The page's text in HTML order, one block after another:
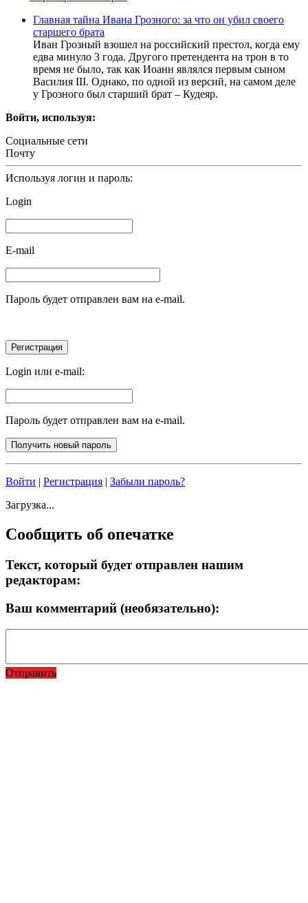
Главная тайна Ивана Грозного: за что он убил своего
старшего брата
Иван Грозный взошел на российский престол, когда ему
едва минуло 3 года. Другого претендента на трон в то
время не было, так как Иоанн являлся первым сыном
Василия III. Однако, по одной из версий, на самом деле
у Грозного был старший брат – Кудеяр.
Войти, используя:
Социальные сети
Почту
Используя логин и пароль:
Login
E-mail
Пароль будет отправлен вам на e-mail.
Login или e-mail:
Пароль будет отправлен вам на e-mail.
Войти | Регистрация | Забыли пароль?
Загрузка...
Сообщить об опечатке
Текст, который будет отправлен нашим
редакторам:
Ваш комментарий (необязательно):
Отправить